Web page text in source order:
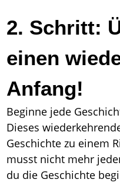
2. Schritt:
einen
Anfang!
Beginne jede
Dieses
Geschichte zu einem
musst nicht mehr
du die Geschichte